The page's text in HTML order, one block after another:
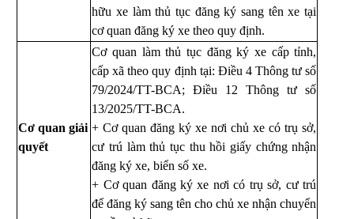
hữu xe làm thủ tục đăng ký sang tên xe tại
cơ quan đăng ký xe theo quy định.
Cơ quan giải
quyết
Cơ quan làm thủ tục đăng ký xe cấp tỉnh,
cấp xã theo quy định tại: Điều 4 Thông tư số
79/2024/TT-BCA; Điều 12 Thông tư số
13/2025/TT-BCA.
+ Cơ quan đăng ký xe nơi chủ xe có trụ sở,
cư trú làm thủ tục thu hồi giấy chứng nhận
đăng ký xe, biển số xe.
+ Cơ quan đăng ký xe nơi có trụ sở, cư trú
để đăng ký sang tên cho chủ xe nhận chuyển